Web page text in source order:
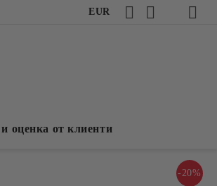
EUR
оценка от клиенти
-20%